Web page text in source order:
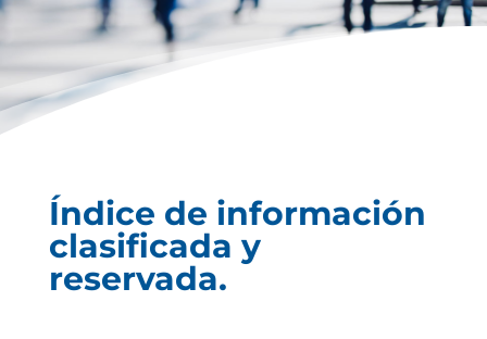
Índice de información
clasificada y
reservada.